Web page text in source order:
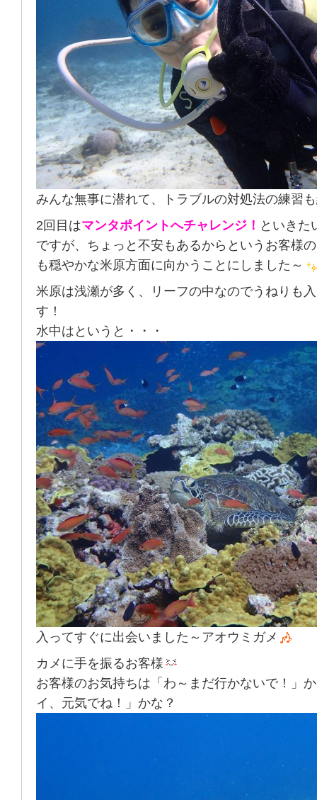
みんな無事に潜れて、トラブルの対処法の練習
2回目はマンタポイントへチャレンジ！ といきた
ですが、ちょっと不安もあるからというお客様
も穏やかな米原方面に向かうことにしました～
米原は浅瀬が多く、リーフの中なのでうねりも
す！
水中はというと・・・
入ってすぐに出会いました～アオウミガメ
カメに手を振るお客様
お客様のお気持ちは「わ～まだ行かないで！」
イ、元気でね！」かな？